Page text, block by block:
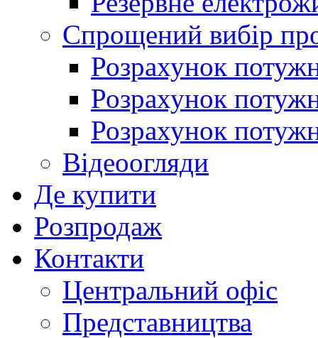
Спрощений вибір
Розрахунок
Розрахунок
Розрахунок
Відеоогляди
Де купити
Розпродаж
Контакти
Центральний офіс
Представництва